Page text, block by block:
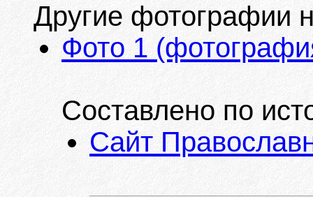
Другие фотографии
Фото 1
Составлено по
Сайт